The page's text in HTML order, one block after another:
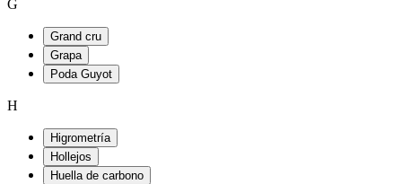
G
Grand cru
Grapa
Poda Guyot
H
Higrometría
Hollejos
Huella de carbono